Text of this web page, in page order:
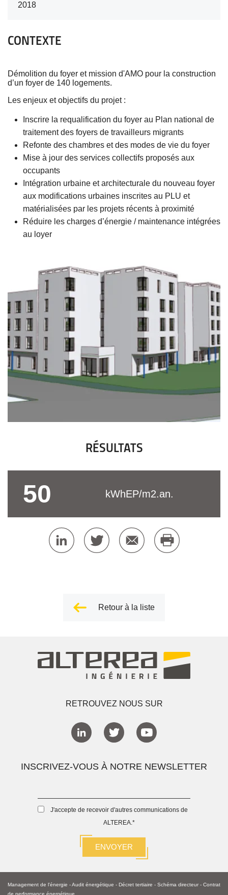
2018
CONTEXTE
Démolition du foyer et mission d'AMO pour la construction
d’un foyer de 140 logements.
Les enjeux et objectifs du projet :
Inscrire la requalification du foyer au Plan national de
traitement des foyers de travailleurs migrants
Refonte des chambres et des modes de vie du foyer
Mise à jour des services collectifs proposés aux
occupants
Intégration urbaine et architecturale du nouveau foyer
aux modifications urbaines inscrites au PLU et
matérialisées par les projets récents à proximité
Réduire les charges d’énergie / maintenance intégrées
au loyer
RÉSULTATS
50 kWhEP/m2.an.
Retour à la liste
RETROUVEZ NOUS SUR
INSCRIVEZ-VOUS À NOTRE NEWSLETTER
J'accepte de recevoir d'autres communications de
ALTEREA. *
Management de l'énergie -Audit énergétique - Décret tertiaire - Schéma directeur - Contrat
de performance énergétique